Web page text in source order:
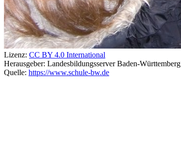
Lizenz: CC BY 4.0 International
Herausgeber: Landesbildungsserver Baden-Württemberg
Quelle: https://www.schule-bw.de